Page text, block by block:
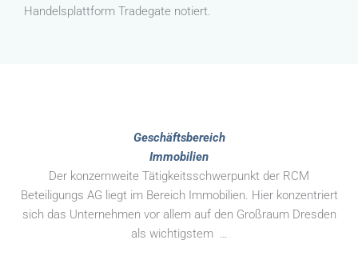
Handelsplattform Tradegate notiert.
Geschäftsbereich
Immobilien
Der konzernweite Tätigkeitsschwerpunkt der RCM
Beteiligungs AG liegt im Bereich Immobilien. Hier konzentriert
sich das Unternehmen vor allem auf den Großraum Dresden
als wichtigstem …